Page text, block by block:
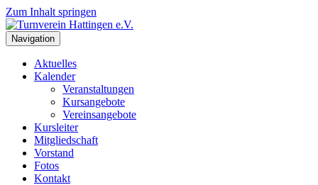
Zum Inhalt springen
Navigation
Aktuelles
Kalender
Veranstaltungen
Kursangebote
Vereinsangebote
Kursleiter
Mitgliedschaft
Vorstand
Fotos
Kontakt